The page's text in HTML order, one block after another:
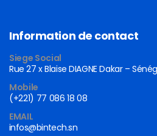
Information de contact
Siege Social
Rue 27 x Blaise DIAGNE Dakar –
Mobile
(+221) 77 086 18 08
EMAIL
infos@bintech.sn